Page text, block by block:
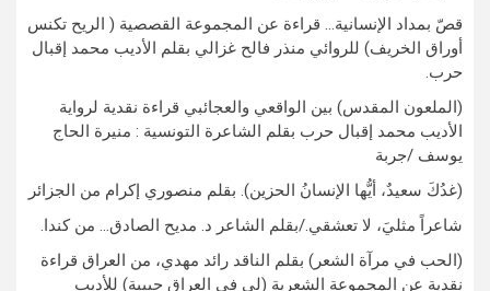
قصّ بمداد الإنسانية… قراءة عن المجموعة القصصية ( الريح تكنس
أوراق الخريف) للروائي منذر فالح غزالي بقلم الأديب محمد إقبال
حرب.
(الملعون المقدس) بين الواقعي والعجائبي قراءة نقدية لرواية
الأديب محمد إقبال حرب بقلم الشاعرة التونسية : منيرة الحاج
يوسف /جربة
(غدُكَ سعيدٌ، أيُّها الإنسانُ الحزين). بقلم منصوري إكرام من الجزائر
شاعراً مثليَ، لا تعشقي./بقلم الشاعر د. مديح الصادق… من كندا.
(الحب في مرآة الشعر) بقلم الناقد رائد مهدي، من العراق قراءة
نقدية عن المجموعة الشعرية (لي في العراق حبيبة) للأديب